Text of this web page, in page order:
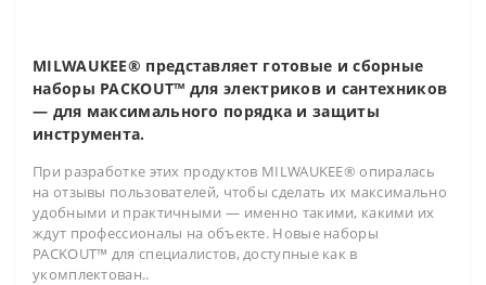
MILWAUKEE® представляет готовые и сборные
наборы PACKOUT™ для электриков и сантехников
— для максимального порядка и защиты
инструмента.
При разработке этих продуктов MILWAUKEE® опиралась
на отзывы пользователей, чтобы сделать их максимально
удобными и практичными — именно такими, какими их
ждут профессионалы на объекте. Новые наборы
PACKOUT™ для специалистов, доступные как в
укомплектован..